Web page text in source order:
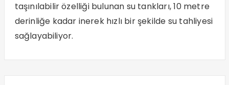
taşınılabilir özelliği bulunan su tankları, 10 metre
derinliğe kadar inerek hızlı bir şekilde su tahliyesi
sağlayabiliyor.